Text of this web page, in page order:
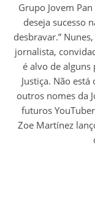
Grupo Jovem
deseja sucesso
desbravar.”
jornalista,
é alvo de alguns
Justiça. Não
outros nomes da
futuros
Zoe Martínez